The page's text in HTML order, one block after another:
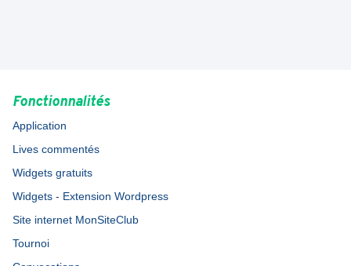
Fonctionnalités
Application
Lives commentés
Widgets gratuits
Widgets - Extension Wordpress
Site internet MonSiteClub
Tournoi